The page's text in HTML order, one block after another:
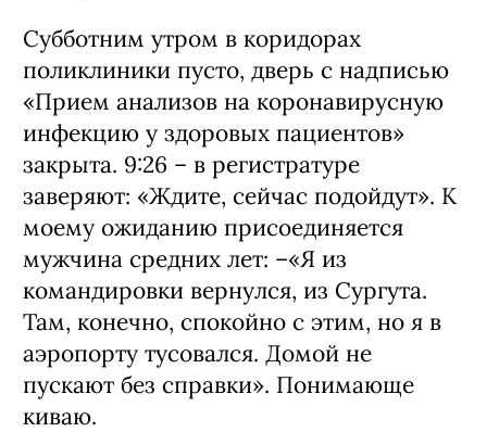
Субботним утром в коридорах
поликлиники пусто, дверь с надписью
«Прием анализов на коронавирусную
инфекцию у здоровых пациентов»
закрыта. 9:26 – в регистратуре
заверяют: «Ждите, сейчас подойдут». К
моему ожиданию присоединяется
мужчина средних лет: –«Я из
командировки вернулся, из Сургута.
Там, конечно, спокойно с этим, но я в
аэропорту тусовался. Домой не
пускают без справки». Понимающе
киваю.